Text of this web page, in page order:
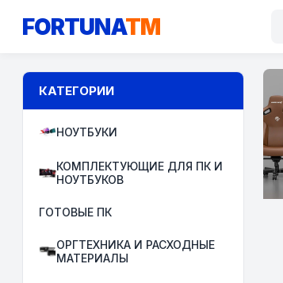
FORTUNATM
КАТЕГОРИИ
НОУТБУКИ
КОМПЛЕКТУЮЩИЕ ДЛЯ ПК И
НОУТБУКОВ
ГОТОВЫЕ ПК
ОРГТЕХНИКА И РАСХОДНЫЕ
МАТЕРИАЛЫ